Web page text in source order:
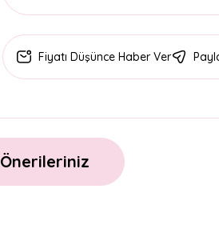
Fiyatı Düşünce Haber Ver
Önerileriniz